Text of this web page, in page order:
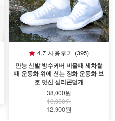
4.7 사용후기 (395)
만능 신발 방수커버 비올때 세차할
때 운동화 위에 신는 장화 운동화 보
호 덧신 실리콘덮개
38,000원
13,300원
12,900원